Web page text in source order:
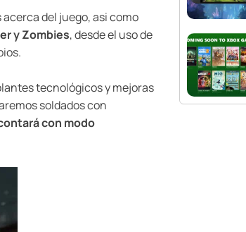
del juego, asi como
y Zombies, desde el uso de
tecnológicos y mejoras
soldados con
con modo